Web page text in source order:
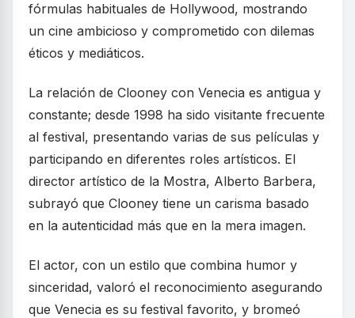
fórmulas habituales de Hollywood, mostrando
un cine ambicioso y comprometido con dilemas
éticos y mediáticos.
La relación de Clooney con Venecia es antigua y
constante; desde 1998 ha sido visitante frecuente
al festival, presentando varias de sus películas y
participando en diferentes roles artísticos. El
director artístico de la Mostra, Alberto Barbera,
subrayó que Clooney tiene un carisma basado
en la autenticidad más que en la mera imagen.
El actor, con un estilo que combina humor y
sinceridad, valoró el reconocimiento asegurando
que Venecia es su festival favorito, y bromeó